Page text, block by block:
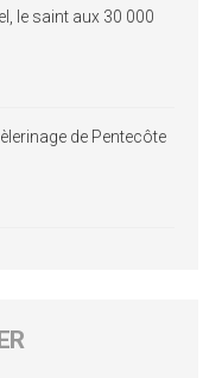
le saint aux 30 000
de Pentecôte